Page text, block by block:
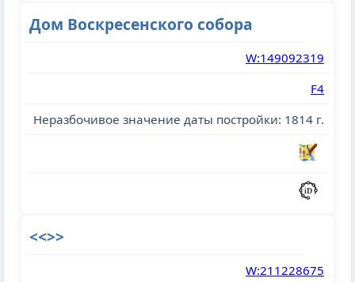
Дом Воскресенского собора
W:149092319
F4
Неразбочивое значение даты постройки: 1814 г.
<<>>
W:211228675